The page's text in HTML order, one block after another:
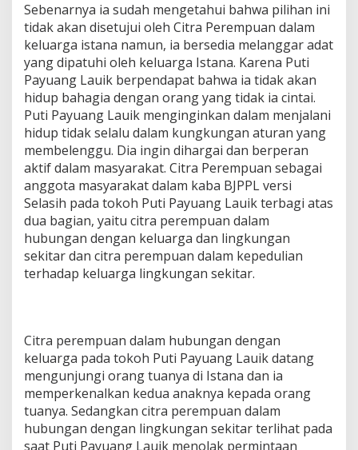
Sebenarnya ia sudah mengetahui bahwa pilihan ini
tidak akan disetujui oleh Citra Perempuan dalam
keluarga istana namun, ia bersedia melanggar adat
yang dipatuhi oleh keluarga Istana. Karena Puti
Payuang Lauik berpendapat bahwa ia tidak akan
hidup bahagia dengan orang yang tidak ia cintai.
Puti Payuang Lauik menginginkan dalam menjalani
hidup tidak selalu dalam kungkungan aturan yang
membelenggu. Dia ingin dihargai dan berperan
aktif dalam masyarakat. Citra Perempuan sebagai
anggota masyarakat dalam kaba BJPPL versi
Selasih pada tokoh Puti Payuang Lauik terbagi atas
dua bagian, yaitu citra perempuan dalam
hubungan dengan keluarga dan lingkungan
sekitar dan citra perempuan dalam kepedulian
terhadap keluarga lingkungan sekitar.
Citra perempuan dalam hubungan dengan
keluarga pada tokoh Puti Payuang Lauik datang
mengunjungi orang tuanya di Istana dan ia
memperkenalkan kedua anaknya kepada orang
tuanya. Sedangkan citra perempuan dalam
hubungan dengan lingkungan sekitar terlihat pada
saat Puti Payuang Lauik menolak permintaan